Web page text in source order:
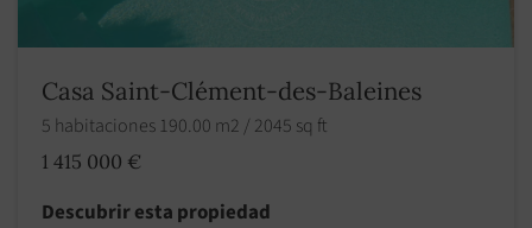
Casa Saint-Clément-des-Baleines
5 habitaciones 190.00 m2 / 2045 sq ft
1 415 000 €
Descubrir esta propiedad